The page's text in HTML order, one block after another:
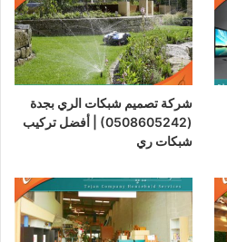
شركة تصميم شبكات الري بجدة
(0508605242) | أفضل تركيب
شبكات ري